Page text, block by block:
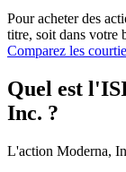
Pour acheter des
titre, soit dans votre
Comparez les
Quel est
Inc. ?
L'action Moderna,